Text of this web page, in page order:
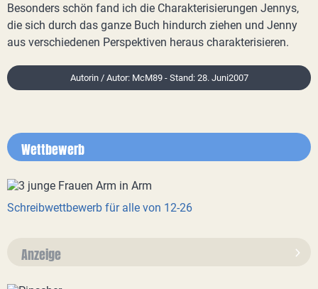
Besonders schön fand ich die Charakterisierungen Jennys,
die sich durch das ganze Buch hindurch ziehen und Jenny
aus verschiedenen Perspektiven heraus charakterisieren.
Autorin / Autor: McM89 - Stand: 28. Juni2007
Wettbewerb
Schreibwettbewerb für alle von 12-26
Anzeige